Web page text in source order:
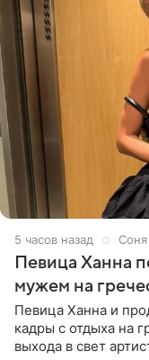
5 часов назад
Певица Ханна
мужем на
Певица Ханна и
кадры с отдыха на
выхода в свет